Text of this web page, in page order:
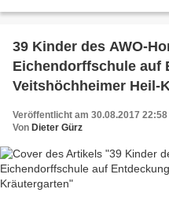
39 Kinder des AWO-
Eichendorffschule auf
Veitshöchheimer Heil-
Veröffentlicht am 30.08.2017 22:58
Von Dieter Gürz